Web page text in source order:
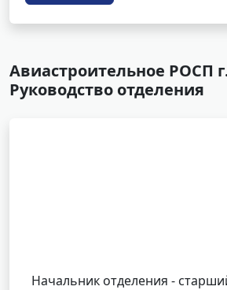
Авиастроительное РОСП
Руководство отделения
Начальник отделения -